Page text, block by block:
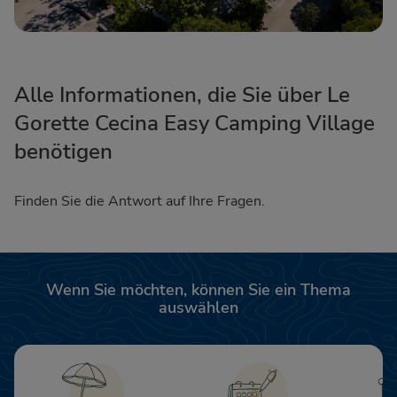
Alle Informationen, die Sie über Le
Gorette Cecina Easy Camping Village
benötigen
Finden Sie die Antwort auf Ihre Fragen.
Wenn Sie möchten, können Sie ein Thema
auswählen